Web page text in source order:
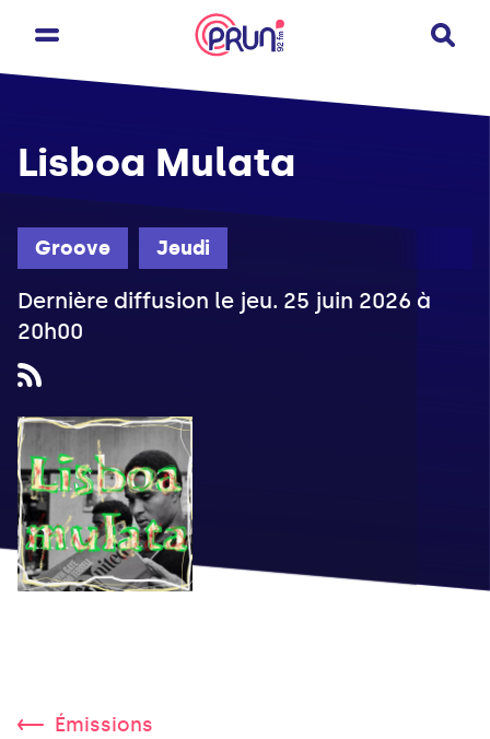
Groove Jeudi
Lisboa Mulata
Dernière diffusion le jeu. 25 juin 2026 à
20h00
Émissions